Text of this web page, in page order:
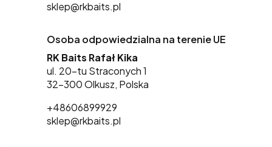
sklep@rkbaits.pl
Osoba odpowiedzialna na terenie UE
RK Baits Rafał Kika
ul. 20-tu Straconych 1
32-300 Olkusz, Polska
+48606899929
sklep@rkbaits.pl